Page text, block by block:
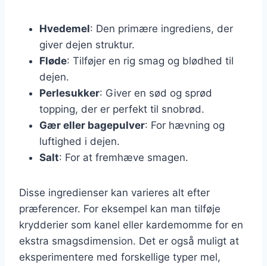
Hvedemel: Den primære ingrediens, der
giver dejen struktur.
Fløde: Tilføjer en rig smag og blødhed til
dejen.
Perlesukker: Giver en sød og sprød
topping, der er perfekt til snobrød.
Gær eller bagepulver: For hævning og
luftighed i dejen.
Salt: For at fremhæve smagen.
Disse ingredienser kan varieres alt efter
præferencer. For eksempel kan man tilføje
krydderier som kanel eller kardemomme for en
ekstra smagsdimension. Det er også muligt at
eksperimentere med forskellige typer mel,